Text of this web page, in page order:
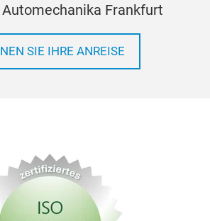
Frankfurt
SIE IHRE ANREISE